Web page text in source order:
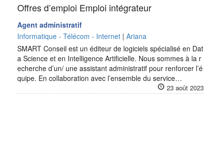
Offres d’emploi Emploi intégrateur
Agent administratif
Informatique - Télécom - Internet | Ariana
SMART Conseil est un éditeur de logiciels spécialisé en Dat
a Science et en Intelligence Artificielle. Nous sommes à la r
echerche d’un/ une assistant administratif pour renforcer l’é
quipe. En collaboration avec l’ensemble du service…
23 août 2023